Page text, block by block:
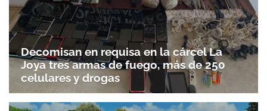
Decomisan en requisa en la cárcel La
Joya tres armas de fuego, más de 250
celulares y drogas